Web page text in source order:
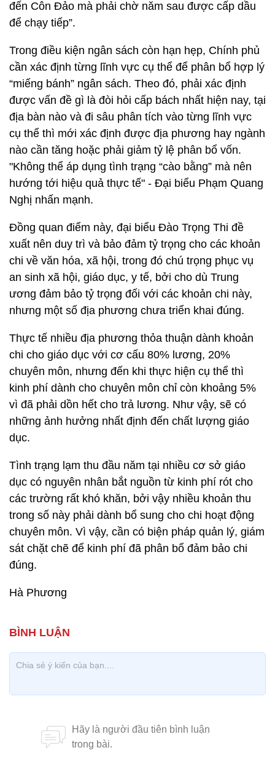
đến Côn Đảo mà phải chờ năm sau được cấp dầu
để chạy tiếp”.
Trong điều kiện ngân sách còn hạn hẹp, Chính phủ
cần xác định từng lĩnh vực cụ thể để phân bổ hợp lý
“miếng bánh” ngân sách. Theo đó, phải xác định
được vấn đề gì là đòi hỏi cấp bách nhất hiện nay, tại
địa bàn nào và đi sâu phân tích vào từng lĩnh vực
cụ thể thì mới xác định được địa phương hay ngành
nào cần tăng hoặc phải giảm tỷ lệ phân bổ vốn.
"Không thể áp dụng tình trạng “cào bằng” mà nên
hướng tới hiệu quả thực tế" - Đại biểu Phạm Quang
Nghị nhấn mạnh.
Đồng quan điểm này, đại biểu Đào Trọng Thi đề
xuất nên duy trì và bảo đảm tỷ trọng cho các khoản
chi về văn hóa, xã hội, trong đó chú trọng phục vụ
an sinh xã hội, giáo dục, y tế, bởi cho dù Trung
ương đảm bảo tỷ trọng đối với các khoản chi này,
nhưng một số địa phương chưa triển khai đúng.
Thực tế nhiều địa phương thỏa thuận dành khoản
chi cho giáo dục với cơ cấu 80% lương, 20%
chuyên môn, nhưng đến khi thực hiện cụ thể thì
kinh phí dành cho chuyên môn chỉ còn khoảng 5%
vì đã phải dồn hết cho trả lương. Như vậy, sẽ có
những ảnh hưởng nhất định đến chất lượng giáo
dục.
Tình trạng lạm thu đầu năm tại nhiều cơ sở giáo
dục có nguyên nhân bắt nguồn từ kinh phí rót cho
các trường rất khó khăn, bởi vậy nhiều khoản thu
trong số này phải dành bổ sung cho chi hoạt động
chuyên môn. Vì vậy, cần có biện pháp quản lý, giám
sát chặt chẽ để kinh phí đã phân bổ đảm bảo chi
đúng.
Hà Phương